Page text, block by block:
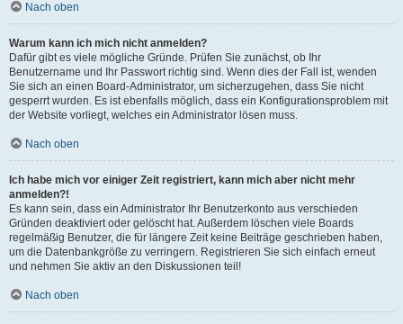
Nach oben
Warum kann ich mich nicht anmelden?
Dafür gibt es viele mögliche Gründe. Prüfen Sie zunächst, ob Ihr
Benutzername und Ihr Passwort richtig sind. Wenn dies der Fall ist, wenden
Sie sich an einen Board-Administrator, um sicherzugehen, dass Sie nicht
gesperrt wurden. Es ist ebenfalls möglich, dass ein Konfigurationsproblem mit
der Website vorliegt, welches ein Administrator lösen muss.
Nach oben
Ich habe mich vor einiger Zeit registriert, kann mich aber nicht mehr
anmelden?!
Es kann sein, dass ein Administrator Ihr Benutzerkonto aus verschieden
Gründen deaktiviert oder gelöscht hat. Außerdem löschen viele Boards
regelmäßig Benutzer, die für längere Zeit keine Beiträge geschrieben haben,
um die Datenbankgröße zu verringern. Registrieren Sie sich einfach erneut
und nehmen Sie aktiv an den Diskussionen teil!
Nach oben